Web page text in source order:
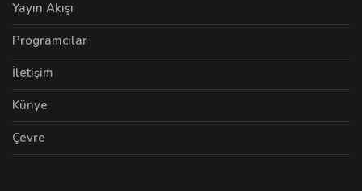
Yayın Akışı
Programcılar
İletişim
Künye
Çevre